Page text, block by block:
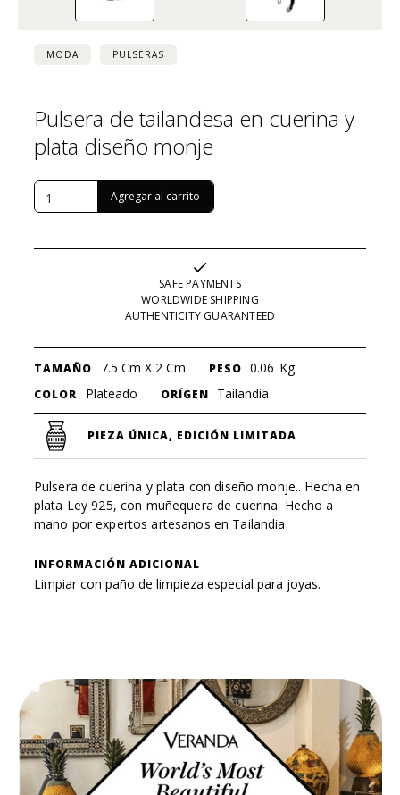
MODA PULSERAS
Pulsera de tailandesa en cuerina y
plata diseño monje
SAFE PAYMENTS
WORLDWIDE SHIPPING
AUTHENTICITY GUARANTEED
TAMAÑO 7.5 Cm X 2 Cm PESO 0.06 Kg
COLOR Plateado ORÍGEN Tailandia
PIEZA ÚNICA, EDICIÓN LIMITADA
Pulsera de cuerina y plata con diseño monje.. Hecha en
plata Ley 925, con muñequera de cuerina. Hecho a
mano por expertos artesanos en Tailandia.
INFORMACIÓN ADICIONAL
Limpiar con paño de limpieza especial para joyas.